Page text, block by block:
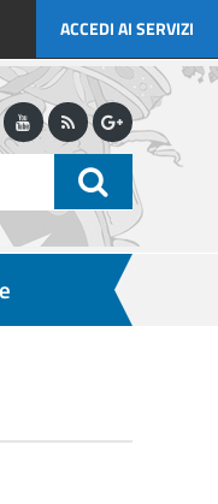
ACCEDI AI SERVIZI
Youtube
RSS Google
Plus